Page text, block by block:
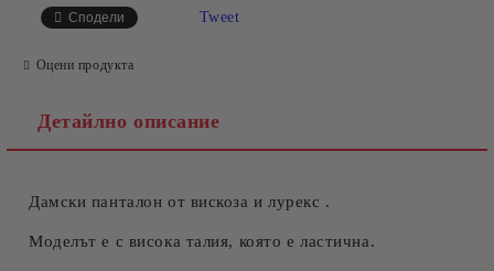
Сподели Tweet
Оцени продукта
Детайлно описание
Дамски панталон от вискоза и лурекс .
Моделът е с висока талия, която е ластична.